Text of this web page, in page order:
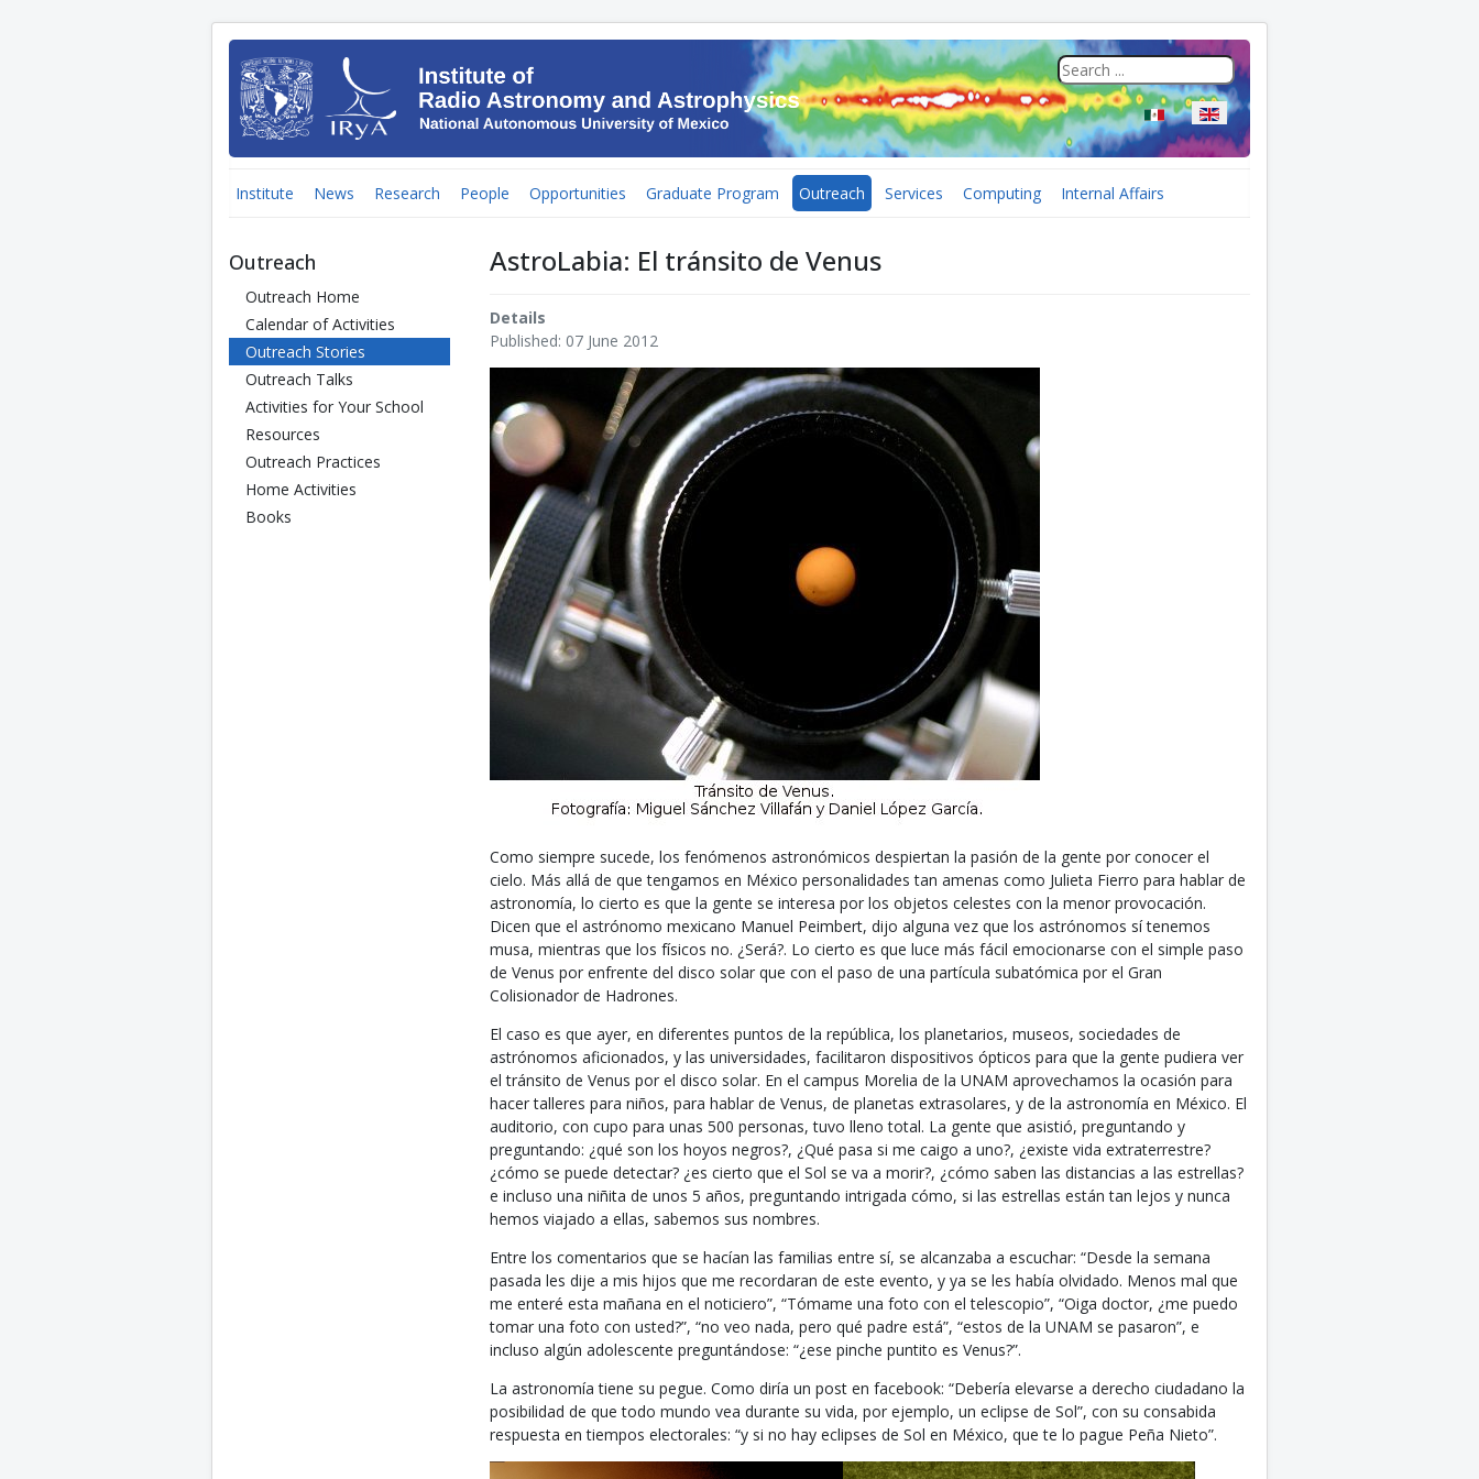
Select your language
Institute News Research People Opportunities Graduate Program Outreach Services Computing Internal Affairs
Outreach
Outreach Home
Calendar of Activities
Outreach Stories
Outreach Talks
Activities for Your School
Resources
Outreach Practices
Home Activities
Books
AstroLabia: El tránsito de Venus
Details
Published: 07 June 2012
Como siempre sucede, los fenómenos astronómicos despiertan la pasión de la gente por conocer el
cielo. Más allá de que tengamos en México personalidades tan amenas como Julieta Fierro para hablar de
astronomía, lo cierto es que la gente se interesa por los objetos celestes con la menor provocación.
Dicen que el astrónomo mexicano Manuel Peimbert, dijo alguna vez que los astrónomos sí tenemos
musa, mientras que los físicos no. ¿Será?. Lo cierto es que luce más fácil emocionarse con el simple paso
de Venus por enfrente del disco solar que con el paso de una partícula subatómica por el Gran
Colisionador de Hadrones.
El caso es que ayer, en diferentes puntos de la república, los planetarios, museos, sociedades de
astrónomos aficionados, y las universidades, facilitaron dispositivos ópticos para que la gente pudiera ver
el tránsito de Venus por el disco solar. En el campus Morelia de la UNAM aprovechamos la ocasión para
hacer talleres para niños, para hablar de Venus, de planetas extrasolares, y de la astronomía en México. El
auditorio, con cupo para unas 500 personas, tuvo lleno total. La gente que asistió, preguntando y
preguntando: ¿qué son los hoyos negros?, ¿Qué pasa si me caigo a uno?, ¿existe vida extraterrestre?
¿cómo se puede detectar? ¿es cierto que el Sol se va a morir?, ¿cómo saben las distancias a las estrellas?
e incluso una niñita de unos 5 años, preguntando intrigada cómo, si las estrellas están tan lejos y nunca
hemos viajado a ellas, sabemos sus nombres.
Entre los comentarios que se hacían las familias entre sí, se alcanzaba a escuchar: “Desde la semana
pasada les dije a mis hijos que me recordaran de este evento, y ya se les había olvidado. Menos mal que
me enteré esta mañana en el noticiero”, “Tómame una foto con el telescopio”, “Oiga doctor, ¿me puedo
tomar una foto con usted?”, “no veo nada, pero qué padre está”, “estos de la UNAM se pasaron”, e
incluso algún adolescente preguntándose: “¿ese pinche puntito es Venus?”.
La astronomía tiene su pegue. Como diría un post en facebook: “Debería elevarse a derecho ciudadano la
posibilidad de que todo mundo vea durante su vida, por ejemplo, un eclipse de Sol”, con su consabida
respuesta en tiempos electorales: “y si no hay eclipses de Sol en México, que te lo pague Peña Nieto”.